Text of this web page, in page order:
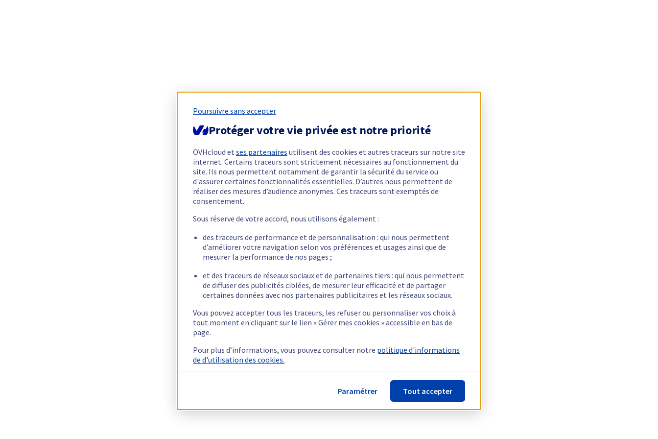
Poursuivre sans accepter
Protéger votre vie privée est notre priorité
OVHcloud et ses partenaires utilisent des cookies et autres traceurs sur notre site
internet. Certains traceurs sont strictement nécessaires au fonctionnement du
site. Ils nous permettent notamment de garantir la sécurité du service ou
d'assurer certaines fonctionnalités essentielles. D’autres nous permettent de
réaliser des mesures d’audience anonymes. Ces traceurs sont exemptés de
consentement.
Sous réserve de votre accord, nous utilisons également :
des traceurs de performance et de personnalisation : qui nous permettent
d’améliorer votre navigation selon vos préférences et usages ainsi que de
mesurer la performance de nos pages ;
et des traceurs de réseaux sociaux et de partenaires tiers : qui nous permettent
de diffuser des publicités ciblées, de mesurer leur efficacité et de partager
certaines données avec nos partenaires publicitaires et les réseaux sociaux.
Vous pouvez accepter tous les traceurs, les refuser ou personnaliser vos choix à
tout moment en cliquant sur le lien « Gérer mes cookies » accessible en bas de
page.
Pour plus d’informations, vous pouvez consulter notre politique d'informations
de d'utilisation des cookies.
Paramétrer Tout accepter